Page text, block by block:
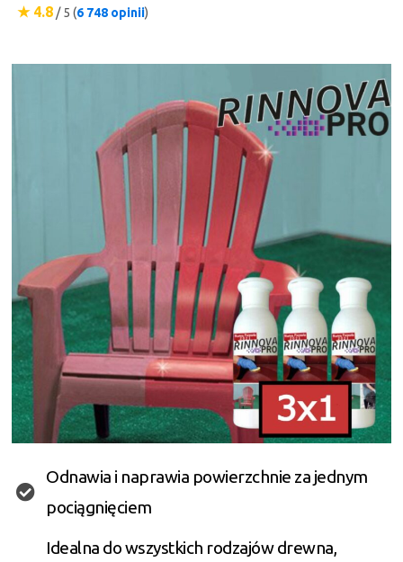
★ 4.8 / 5 (6 748 opinii)
Odnawia i naprawia powierzchnie za jednym
pociągnięciem
Idealna do wszystkich rodzajów drewna,